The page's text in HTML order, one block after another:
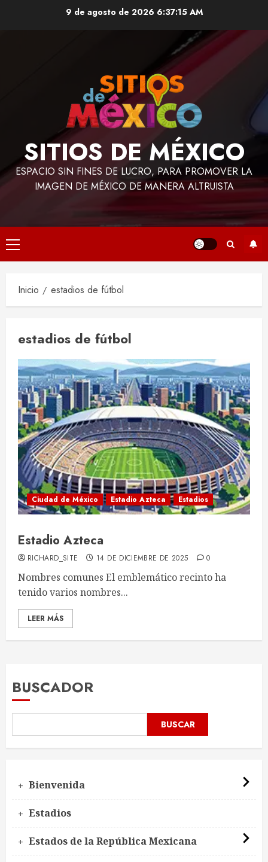
9 de agosto de 2026 6:37:16 AM
SITIOS DE MÉXICO
ESPACIO SIN FINES DE LUCRO, PARA PROMOVER LA
IMAGEN DE MÉXICO DE MANERA ALTRUISTA
Menú
principal
Inicio estadios de fútbol
estadios de fútbol
Ciudad de México Estadio Azteca Estadios
Estadio Azteca
RICHARD_SITE 14 DE DICIEMBRE DE 2025 0
Nombres comunes El emblemático recinto ha
tenido varios nombres...
LEER MÁS
BUSCADOR
BUSCAR
Bienvenida
Estadios
Estados de la República Mexicana